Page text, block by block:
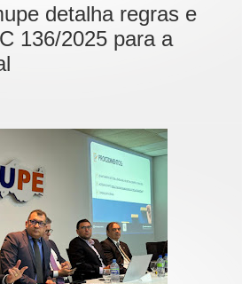
detalha regras e
136/2025 para a